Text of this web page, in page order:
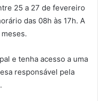
25 a 27 de fevereiro
das 08h às 17h. A
e tenha acesso a uma
responsável pela